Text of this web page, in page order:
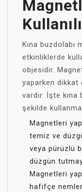
Kına buzdolabı
etkinliklerde
objesidir.
yaparken dikkat
vardır. İşte
şekilde
Magnetleri
temiz ve
veya pürüzlü
düzgün
Magnetleri
hafifçe